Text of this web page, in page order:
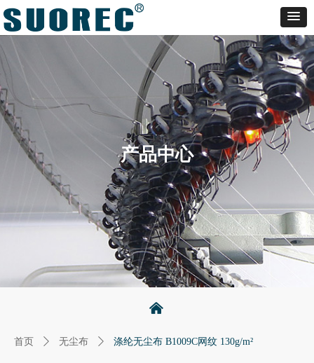
产品中心
낀
首页 ꄲ 无尘布 ꄲ 涤纶无尘布 B1009C网纹 130g/m²